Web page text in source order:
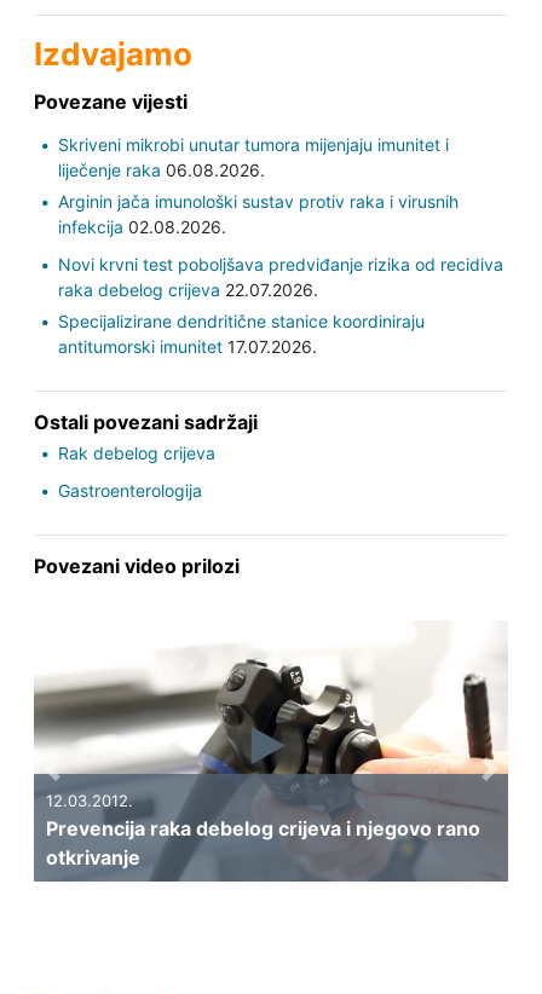
Izdvajamo
Povezane vijesti
Skriveni mikrobi unutar tumora mijenjaju imunitet i
liječenje raka 06.08.2026.
Arginin jača imunološki sustav protiv raka i virusnih
infekcija 02.08.2026.
Novi krvni test poboljšava predviđanje rizika od recidiva
raka debelog crijeva 22.07.2026.
Specijalizirane dendritične stanice koordiniraju
antitumorski imunitet17.07.2026.
Ostali povezani sadržaji
Rak debelog crijeva
Gastroenterologija
Povezani video prilozi
12.03.2012.
Prevencija raka debelog crijeva i njegovo rano
otkrivanje
Previous Next